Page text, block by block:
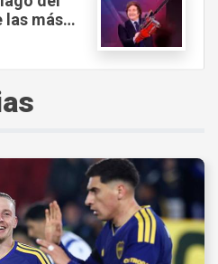
las más